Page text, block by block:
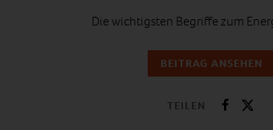
Die wichtigsten Begriffe zum
BEITRAG ANSEHEN
TEILEN